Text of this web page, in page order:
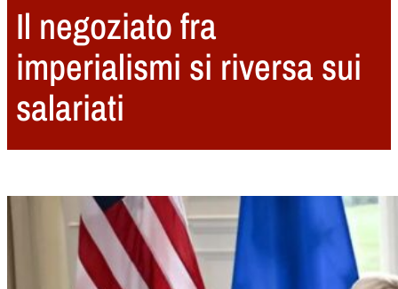
Il negoziato fra
imperialismi si riversa sui
salariati